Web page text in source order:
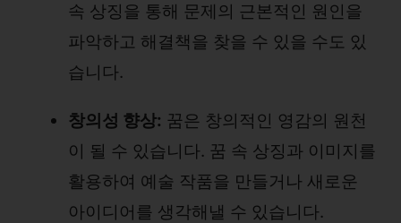
속 상징을 통해 문제의 근본적인 원인을
파악하고 해결책을 찾을 수 있을 수도 있
습니다.
창의성 향상: 꿈은 창의적인 영감의 원천
이 될 수 있습니다. 꿈 속 상징과 이미지를
활용하여 예술 작품을 만들거나 새로운
아이디어를 생각해낼 수 있습니다.